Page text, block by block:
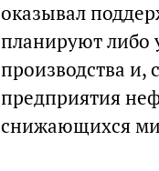
оказывал
планируют либо
производства и,
предприятия
снижающихся